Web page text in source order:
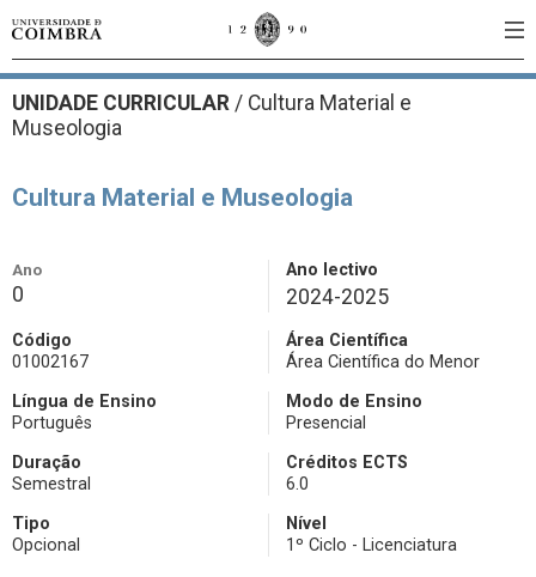
UNIDADE CURRICULAR / Cultura Material e
Museologia
Cultura Material e Museologia
Ano
0
Ano lectivo
2024-2025
Código
01002167
Área Científica
Área Científica do Menor
Língua de Ensino
Português
Modo de Ensino
Presencial
Duração
Semestral
Créditos ECTS
6.0
Tipo
Opcional
Nível
1º Ciclo - Licenciatura